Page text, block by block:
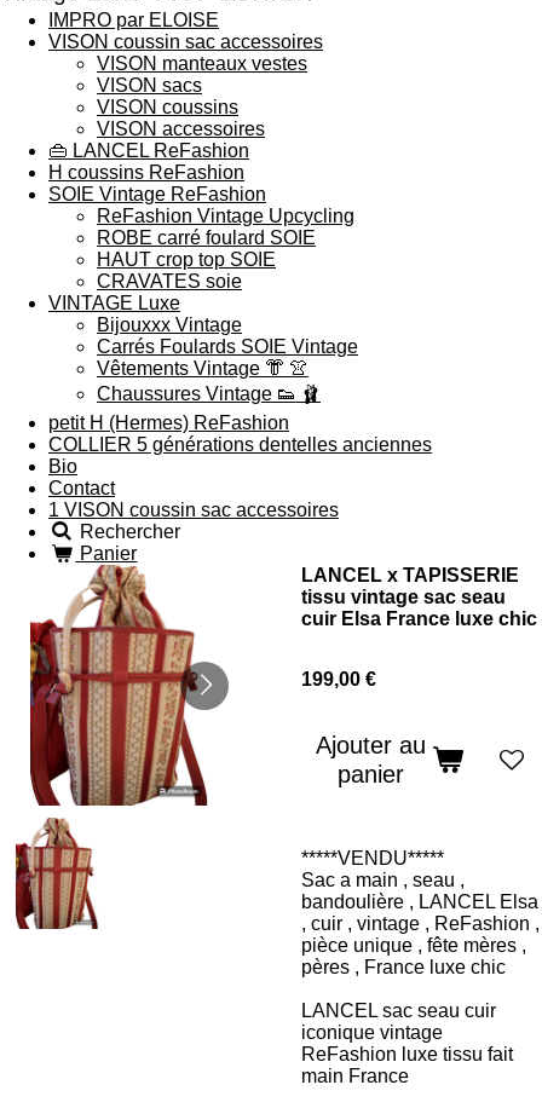
IMPRO par ELOISE
VISON coussin sac accessoires
VISON manteaux vestes
VISON sacs
VISON coussins
VISON accessoires
👜 LANCEL ReFashion
H coussins ReFashion
SOIE Vintage ReFashion
ReFashion Vintage Upcycling
ROBE carré foulard SOIE
HAUT crop top SOIE
CRAVATES soie
VINTAGE Luxe
Bijouxxx Vintage
Carrés Foulards SOIE Vintage
Vêtements Vintage 👘 👚
Chaussures Vintage 👟 🩰
petit H (Hermes) ReFashion
COLLIER 5 générations dentelles anciennes
Bio
Contact
1 VISON coussin sac accessoires
Rechercher
Panier
LANCEL x TAPISSERIE
tissu vintage sac seau
cuir Elsa France luxe chic
199,00 €
Ajouter au
panier
*****VENDU*****
Sac a main , seau ,
bandoulière , LANCEL Elsa
, cuir , vintage , ReFashion ,
pièce unique , fête mères ,
pères , France luxe chic
LANCEL sac seau cuir
iconique vintage
ReFashion luxe tissu fait
main France